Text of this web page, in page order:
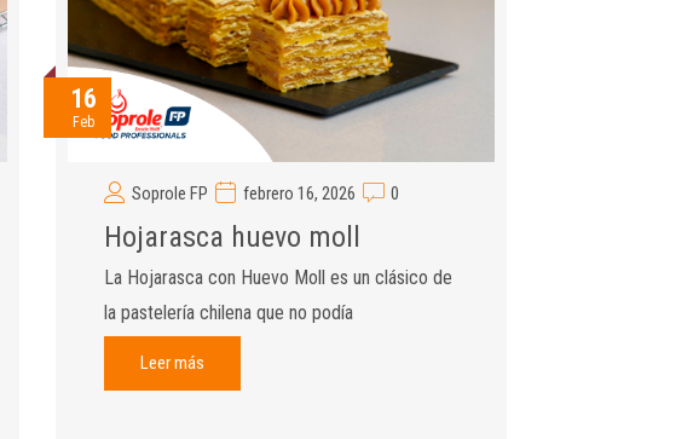
16
Feb
Soprole FP febrero 16, 2026 0
Hojarasca huevo moll
La Hojarasca con Huevo Moll es un clásico de
la pastelería chilena que no podía
Leer más